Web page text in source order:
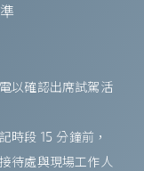
以確認出席試駕活
時段 15 分鐘前，
待處與現場工作人